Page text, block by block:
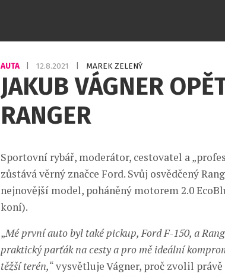
AUTA 12.8.2021 MAREK ZELENÝ
JAKUB VÁGNER
RANGER
Sportovní rybář, moderátor, cestovatel a
zůstává věrný značce Ford. Svůj osvědčený
nejnovější model, poháněný motorem 2.0
koní).
„Mé první auto byl také pickup, Ford F-150, a
praktický parťák na cesty a pro mě ideální
těžší terén,“ vysvětluje Vágner, proč zvolil